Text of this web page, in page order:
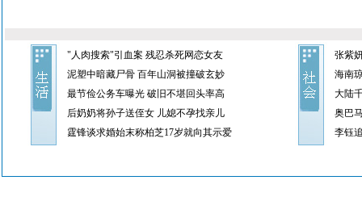
"人肉搜索"引血案 残忍杀死网恋女友
泥塑中暗藏尸骨 百年山洞被撞破玄妙
最节俭公务车曝光 破旧不堪回头率高
后奶奶将孙子送侄女 儿媳不孕找亲儿
霆锋谈求婚始末称柏芝17岁就向其示爱
张紫
海南
大陆
奥巴
李钰